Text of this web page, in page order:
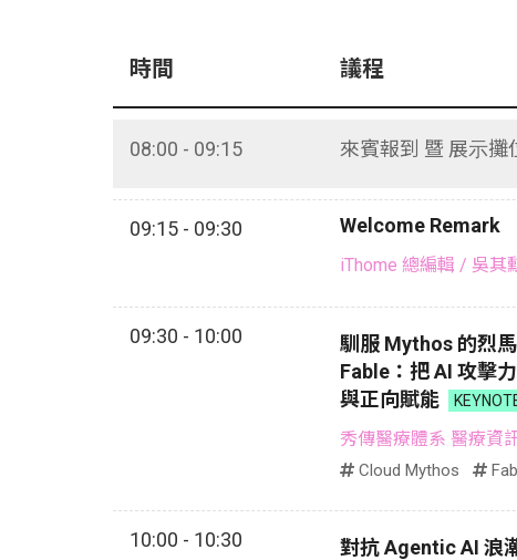
時間 議程
08:00 - 09:15 來賓報到 暨 展⽰攤
09:15 - 09:30 Welcome Remark
iThome 總編輯 / 吳其
09:30 - 10:00
馴服 Mythos 的烈
Fable：把 AI 攻擊
與正向賦能
秀傳醫療體系 醫療資
Cloud Mythos
10:00 - 10:30
對抗 Agentic AI 浪